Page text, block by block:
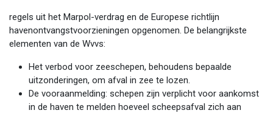
regels uit het Marpol-verdrag en de Europese richtlijn
havenontvangstvoorzieningen opgenomen. De belangrijkste
elementen van de Wvvs:
Het verbod voor zeeschepen, behoudens bepaalde
uitzonderingen, om afval in zee te lozen.
De vooraanmelding: schepen zijn verplicht voor aankomst
in de haven te melden hoeveel scheepsafval zich aan